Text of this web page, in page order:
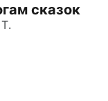
сказок